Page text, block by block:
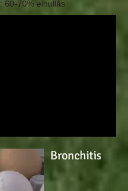
: 60-70% elhullás
Bronchitis